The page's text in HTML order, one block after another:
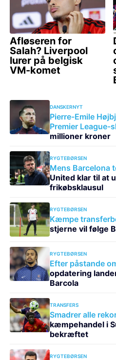
DANSKERNYT
Pierre-Emile
Premier League-
millioner kroner
RYGTEBØRSEN
Mens Barcelona
United klar til at
frikøbsklausul
RYGTEBØRSEN
Kæmpe
stjerne vil følge
RYGTEBØRSEN
Efter påstande
opdatering
Barcola
TRANSFERS
Smadrer alle
kæmpehandel i
bekræftet
RYGTEBØRSEN